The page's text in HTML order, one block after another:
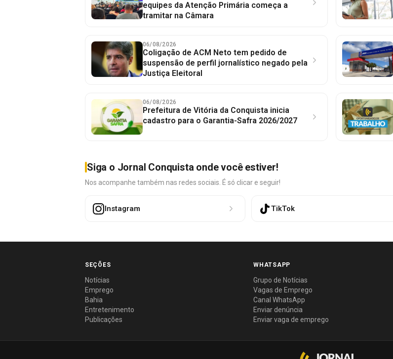
equipes da Atenção Primária começa a
tramitar na Câmara
06/08/2026
Coligação de ACM Neto tem pedido de
suspensão de perfil jornalístico negado pela
Justiça Eleitoral
06/08/2026
Prefeitura de Vitória da Conquista inicia
cadastro para o Garantia-Safra 2026/2027
Siga o Jornal Conquista onde você estiver!
Nos acompanhe também nas redes sociais. É só clicar e seguir!
Instagram TikTok
SEÇÕES
Notícias
Emprego
Bahia
Entretenimento
Publicações
WHATSAPP
Grupo de Notícias
Vagas de Emprego
Canal WhatsApp
Enviar denúncia
Enviar vaga de emprego